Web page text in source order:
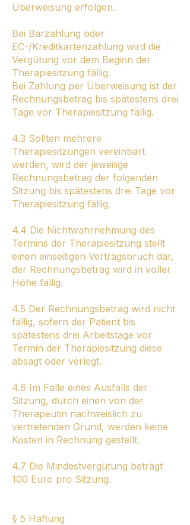
Überweisung erfolgen.
Bei Barzahlung oder
EC-/Kreditkartenzahlung wird die
Vergütung vor dem Beginn der
Therapiesitzung fällig.
Bei Zahlung per Überweisung ist der
Rechnungsbetrag bis spätestens drei
Tage vor Therapiesitzung fällig.
4.3 Sollten mehrere
Therapiesitzungen vereinbart
werden, wird der jeweilige
Rechnungsbetrag der folgenden
Sitzung bis spätestens drei Tage vor
Therapiesitzung fällig.
4.4 Die Nichtwahrnehmung des
Termins der Therapiesitzung stellt
einen einseitigen Vertragsbruch dar,
der Rechnungsbetrag wird in voller
Höhe fällig.
4.5 Der Rechnungsbetrag wird nicht
fällig, sofern der Patient bis
spätestens drei Arbeitstage vor
Termin der Therapiesitzung diese
absagt oder verlegt.
4.6 Im Falle eines Ausfalls der
Sitzung, durch einen von der
Therapeutin nachweislich zu
vertretenden Grund, werden keine
Kosten in Rechnung gestellt.
4.7 Die Mindestvergütung beträgt
100 Euro pro Sitzung.
§ 5 Haftung